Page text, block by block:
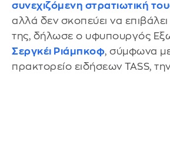
συνεχιζόμενη στρατιωτική
αλλά δεν σκοπεύει να επιβάλει
της, δήλωσε ο υφυπουργός
Σεργκέι Ριάμπκοφ, σύμφωνα
πρακτορείο ειδήσεων TASS,